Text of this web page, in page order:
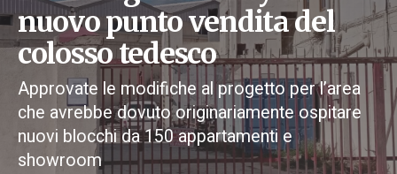
nuovo punto vendita del
colosso tedesco
Approvate le modifiche al progetto per l’area
che avrebbe dovuto originariamente ospitare
nuovi blocchi da 150 appartamenti e
showroom